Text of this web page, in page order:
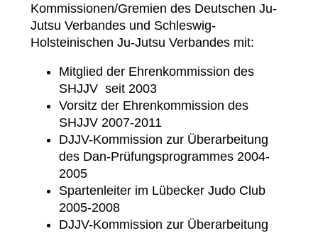
Kommissionen/Gremien des Deutschen Ju-
Jutsu Verbandes und Schleswig-
Holsteinischen Ju-Jutsu Verbandes mit:
Mitglied der Ehrenkommission des
SHJJV seit 2003
Vorsitz der Ehrenkommission des
SHJJV 2007-2011
DJJV-Kommission zur Überarbeitung
des Dan-Prüfungsprogrammes 2004-
2005
Spartenleiter im Lübecker Judo Club
2005-2008
DJJV-Kommission zur Überarbeitung